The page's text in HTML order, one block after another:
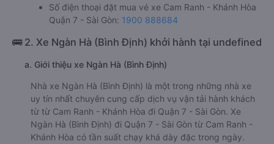
Số điện thoại đặt mua vé xe Cam Ranh - Khánh Hòa
Quận 7 - Sài Gòn: 1900 888684
🚌 2. Xe Ngàn Hà (Bình Định) khởi hành tại undefined
a. Giới thiệu xe Ngàn Hà (Bình Định)
Nhà xe Ngàn Hà (Bình Định) là một trong những nhà xe
uy tín nhất chuyên cung cấp dịch vụ vận tải hành khách
từ từ Cam Ranh - Khánh Hòa đi Quận 7 - Sài Gòn. Xe
Ngàn Hà (Bình Định) đi Quận 7 - Sài Gòn từ Cam Ranh -
Khánh Hòa có tần suất chạy khá dày đặc trong ngày.